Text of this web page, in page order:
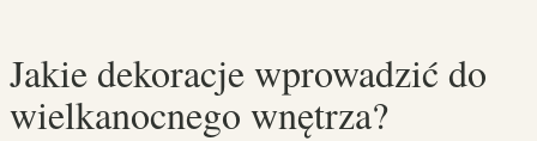
Jakie dekoracje wprowadzić do
wielkanocnego wnętrza?